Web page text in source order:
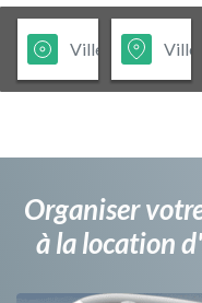
Organiser
à la location